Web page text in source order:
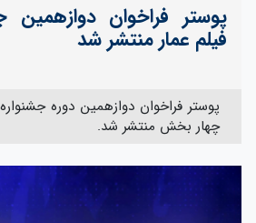
پوستر فراخوان دوازهمین
فیلم عمار منتشر شد
پوستر فراخوان دوازهمین دوره
چهار بخش منتشر شد.